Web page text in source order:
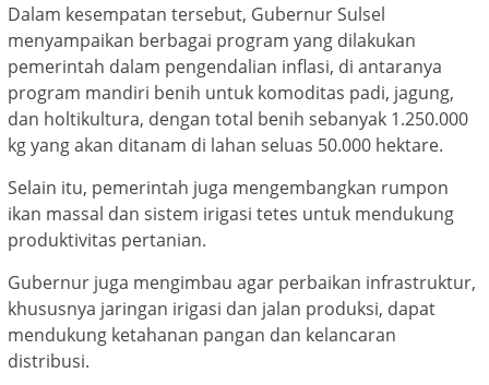
Dalam kesempatan tersebut, Gubernur Sulsel
menyampaikan berbagai program yang dilakukan
pemerintah dalam pengendalian inflasi, di antaranya
program mandiri benih untuk komoditas padi, jagung,
dan holtikultura, dengan total benih sebanyak 1.250.000
kg yang akan ditanam di lahan seluas 50.000 hektare.
Selain itu, pemerintah juga mengembangkan rumpon
ikan massal dan sistem irigasi tetes untuk mendukung
produktivitas pertanian.
Gubernur juga mengimbau agar perbaikan infrastruktur,
khususnya jaringan irigasi dan jalan produksi, dapat
mendukung ketahanan pangan dan kelancaran
distribusi.